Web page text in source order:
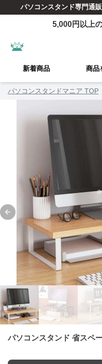
パソコンスタンド専門通
5,000円以上
新着商品 商品
パソコンスタンドマニア TOP
Previous slide
パソコンスタンド 省スペ